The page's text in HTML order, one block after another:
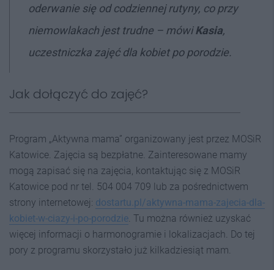
oderwanie się od codziennej rutyny, co przy
niemowlakach jest trudne – mówiKasia,
uczestniczka zajęć dla kobiet po porodzie.
Jak dołączyć do zajęć?
Program „Aktywna mama” organizowany jest przez MOSiR
Katowice. Zajęcia są bezpłatne. Zainteresowane mamy
mogą zapisać się na zajęcia, kontaktując się z MOSiR
Katowice pod nr tel. 504 004 709 lub za pośrednictwem
strony internetowej: dostartu.pl/aktywna-mama-zajecia-dla-
kobiet-w-ciazy-i-po-porodzie. Tu można również uzyskać
więcej informacji o harmonogramie i lokalizacjach. Do tej
pory z programu skorzystało już kilkadziesiąt mam.